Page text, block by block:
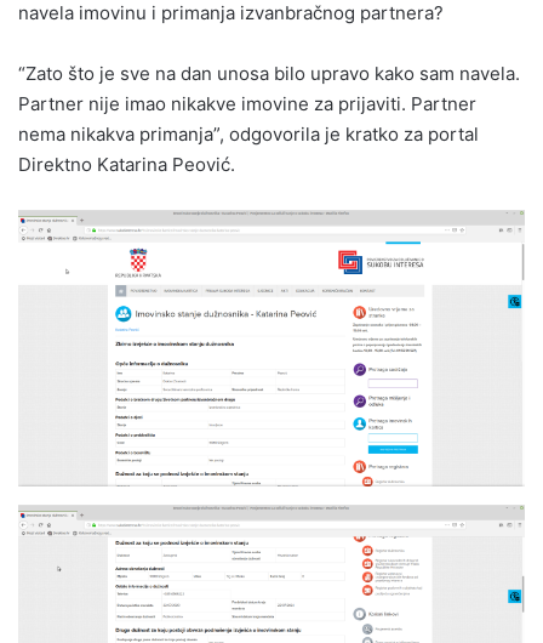
navela imovinu i primanja izvanbračnog partnera?
“Zato što je sve na dan unosa bilo upravo kako sam navela.
Partner nije imao nikakve imovine za prijaviti. Partner
nema nikakva primanja”, odgovorila je kratko za portal
Direktno Katarina Peović.